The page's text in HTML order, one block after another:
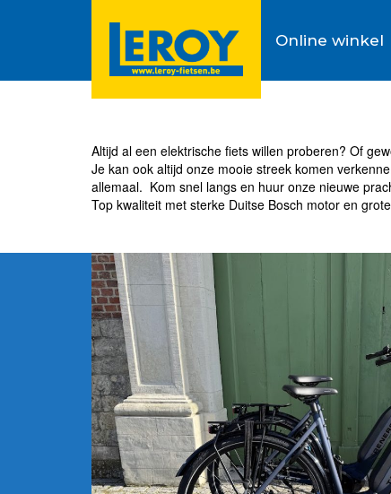
Online winkel
Altijd al een elektrische fiets willen proberen? Of
Je kan ook altijd onze mooie streek komen
allemaal. Kom snel langs en huur onze nieuwe
Top kwaliteit met sterke Duitse Bosch motor en